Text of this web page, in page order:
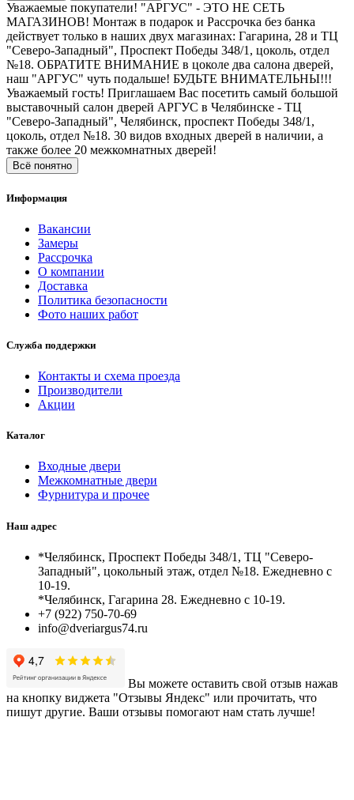
Уважаемые покупатели! "АРГУС" - ЭТО НЕ СЕТЬ
МАГАЗИНОВ! Монтаж в подарок и Рассрочка без банка
действует только в наших двух магазинах: Гагарина, 28 и ТЦ
"Северо-Западный", Проспект Победы 348/1, цоколь, отдел
№18. ОБРАТИТЕ ВНИМАНИЕ в цоколе два салона дверей,
наш "АРГУС" чуть подальше! БУДЬТЕ ВНИМАТЕЛЬНЫ!!!
Уважаемый гость! Приглашаем Вас посетить самый большой
выставочный салон дверей АРГУС в Челябинске - ТЦ
"Северо-Западный", Челябинск, проспект Победы 348/1,
цоколь, отдел №18. 30 видов входных дверей в наличии, а
также более 20 межкомнатных дверей!
Всё понятно
Информация
Вакансии
Замеры
Рассрочка
О компании
Доставка
Политика безопасности
Фото наших работ
Служба поддержки
Контакты и схема проезда
Производители
Акции
Каталог
Входные двери
Межкомнатные двери
Фурнитура и прочее
Наш адрес
*Челябинск, Проспект Победы 348/1, ТЦ "Северо-
Западный", цокольный этаж, отдел №18. Ежедневно с
10-19.
*Челябинск, Гагарина 28. Ежедневно с 10-19.
+7 (922) 750-70-69
info@dveriargus74.ru
Вы можете оставить свой отзыв нажав
на кнопку виджета "Отзывы Яндекс" или прочитать, что
пишут другие. Ваши отзывы помогают нам стать лучше!